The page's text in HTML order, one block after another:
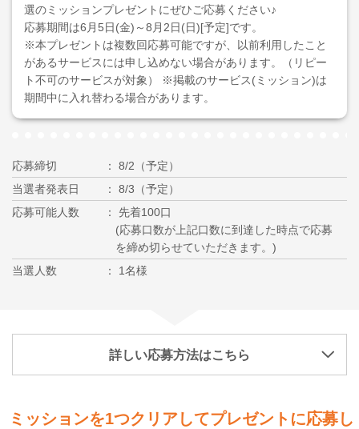
選のミッションプレゼントにぜひご応募ください♪
応募期間は6月5日(金)～8月2日(日)[予定]です。
※本プレゼントは複数回応募可能ですが、以前利用したこと
があるサービスには申し込めない場合があります。（リピー
ト不可のサービスが対象） ※掲載のサービス(ミッション)は
期間中に入れ替わる場合があります。
応募締切
8/2（予定）
当選者発表日
8/3（予定）
応募可能人数
先着100口
(応募口数が上記口数に到達した時点で応募
を締め切らせていただきます。)
当選人数
1名様
詳しい応募方法はこちら
ミッションを1つクリアしてプレゼントに応募し